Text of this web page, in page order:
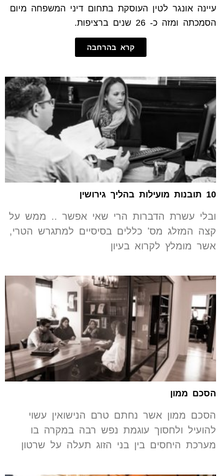
עיינה אונגר לטין העוסקת בתחום דיני המשפחה מיום
הסמכתה ומזה כ- 26 שנים ברציפות.
קרא בהרחבה
10 תובנות מועילות בהליך גירושין
ובלי עשרת הדברות הרי שאי אפשר .. ממש על
קצה המזלג מס' כללים בסיסיים למתגרש הטרי,
אשר מומלץ לקרוא בעיון
הסכם ממון
הסכם ממון אשר נחתם טרם הנישואין עשוי
להועיל ולחסוך עוגמת נפש רבה במקרה בו
מערכת היחסים בין בני הזוג תעלה על שרטון